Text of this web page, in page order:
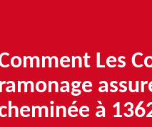
Les
à